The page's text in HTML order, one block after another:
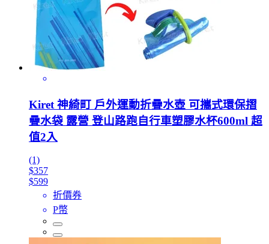
Kiret 神綺町 戶外運動折疊水壺 可攜式環保摺
疊水袋 露營 登山路跑自行車塑膠水杯600ml 超
值2入
(1)
$357
$599
折價券
P幣